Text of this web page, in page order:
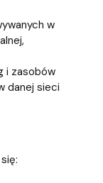
w
i zasobów
danej sieci